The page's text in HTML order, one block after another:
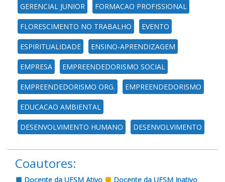
GERENCIAL JUNIOR FORMACAO PROFISSIONAL
FLORESCIMENTO NO TRABALHO EVENTO
ESPIRITUALIDADE ENSINO-APRENDIZAGEM
EMPRESA EMPREENDEDORISMO SOCIAL
EMPREENDEDORISMO ORG. EMPREENDEDORISMO
EDUCACAO AMBIENTAL
DESENVOLVIMENTO HUMANO DESENVOLVIMENTO
Coautores:
Docente da UFSM Ativo Docente da UFSM Inativo